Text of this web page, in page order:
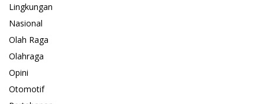
Lingkungan
Nasional
Olah Raga
Olahraga
Opini
Otomotif